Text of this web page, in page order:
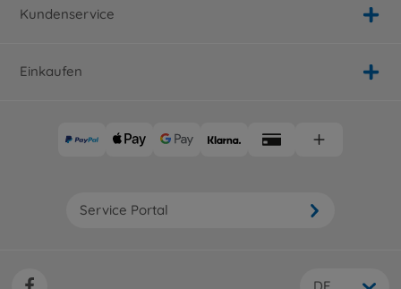
Kundenservice
Einkaufen
Service Portal